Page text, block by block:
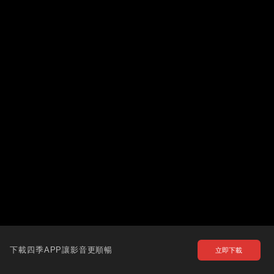
下載四季APP讓影音更順暢 立即下載